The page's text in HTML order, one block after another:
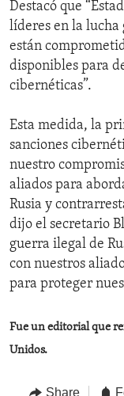
Destacó que
líderes en la
están
disponibles para
cibernéticas”.
Esta medida, la
sanciones
nuestro
aliados para
Rusia y
dijo el secretario
guerra ilegal de
con nuestros
para proteger
Fue un editorial que
Unidos.
Share